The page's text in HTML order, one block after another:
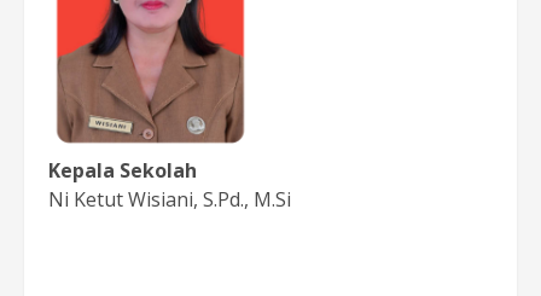
Kepala Sekolah
Ni Ketut Wisiani, S.Pd., M.Si